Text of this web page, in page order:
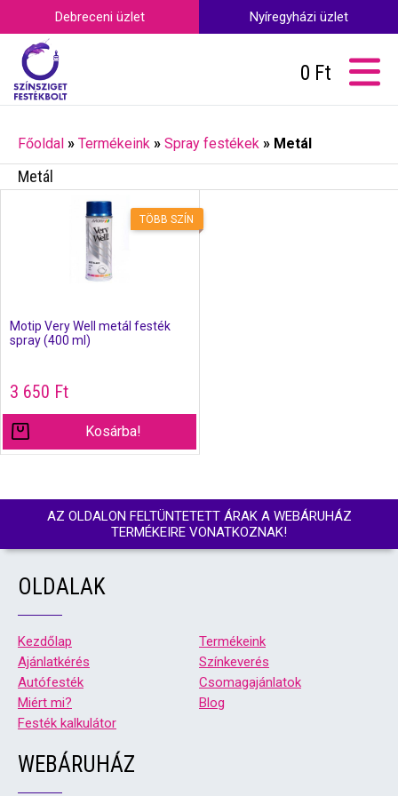
Debreceni üzlet Nyíregyházi üzlet
0 Ft
Főoldal » Termékeink » Spray festékek » Metál
Metál
TÖBB SZÍN
Motip Very Well metál festék
spray (400 ml)
3 650 Ft
Kosárba!
AZ OLDALON FELTÜNTETETT ÁRAK A WEBÁRUHÁZ
TERMÉKEIRE VONATKOZNAK!
OLDALAK
Kezdőlap
Termékeink
Ajánlatkérés
Színkeverés
Autófesték
Csomagajánlatok
Miért mi?
Blog
Festék kalkulátor
WEBÁRUHÁZ